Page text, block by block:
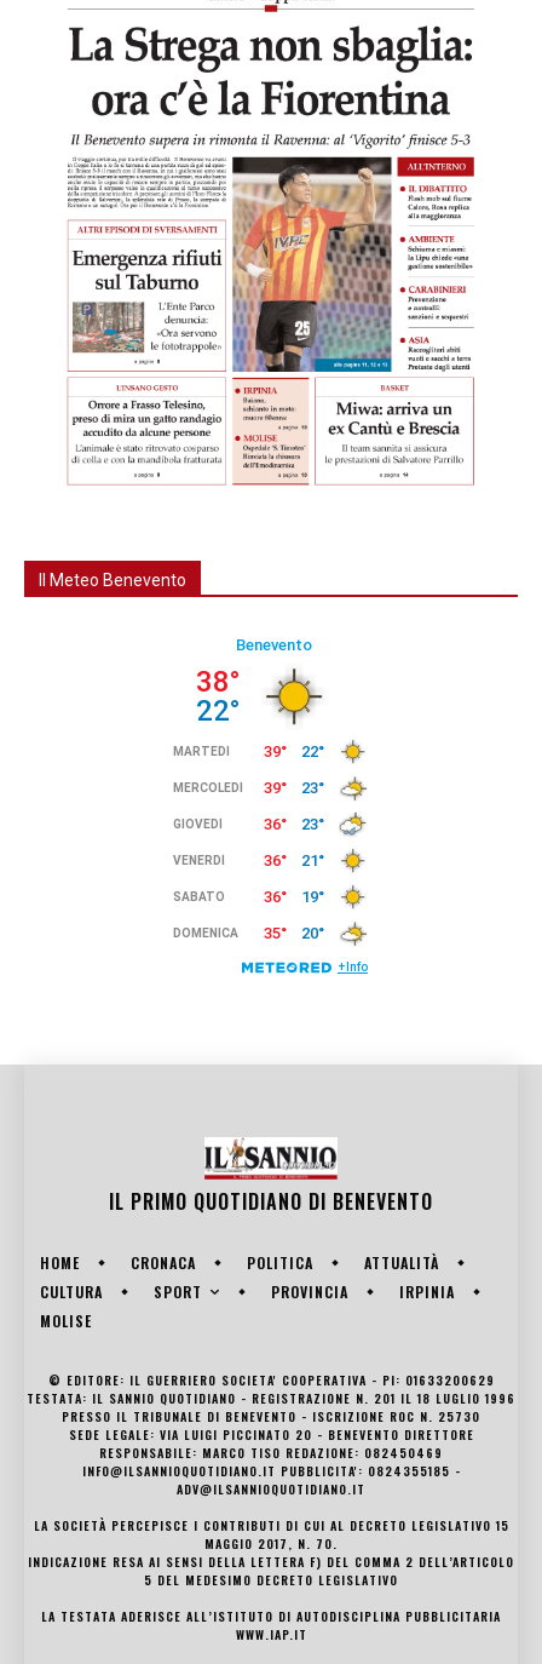
Il Meteo Benevento
IL PRIMO QUOTIDIANO DI BENEVENTO
HOME CRONACA POLITICA
ATTUALITÀ
CULTURA
SPORT PROVINCIA
IRPINIA
MOLISE
© EDITORE: IL GUERRIERO SOCIETA' COOPERATIVA - PI: 01633200629
TESTATA: IL SANNIO QUOTIDIANO - REGISTRAZIONE N. 201 IL 18 LUGLIO 1996
PRESSO IL TRIBUNALE DI BENEVENTO - ISCRIZIONE ROC N. 25730
SEDE LEGALE: VIA LUIGI PICCINATO 20 - BENEVENTO DIRETTORE
RESPONSABILE: MARCO TISO REDAZIONE: 082450469
INFO@ILSANNIOQUOTIDIANO.IT PUBBLICITA': 0824355185 -
ADV@ILSANNIOQUOTIDIANO.IT
LA SOCIETÀ PERCEPISCE I CONTRIBUTI DI CUI AL DECRETO LEGISLATIVO 15
MAGGIO 2017, N. 70.
INDICAZIONE RESA AI SENSI DELLA LETTERA F) DEL COMMA 2 DELL’ARTICOLO
5 DEL MEDESIMO DECRETO LEGISLATIVO
LA TESTATA ADERISCE ALL’ISTITUTO DI AUTODISCIPLINA PUBBLICITARIA
WWW.IAP.IT